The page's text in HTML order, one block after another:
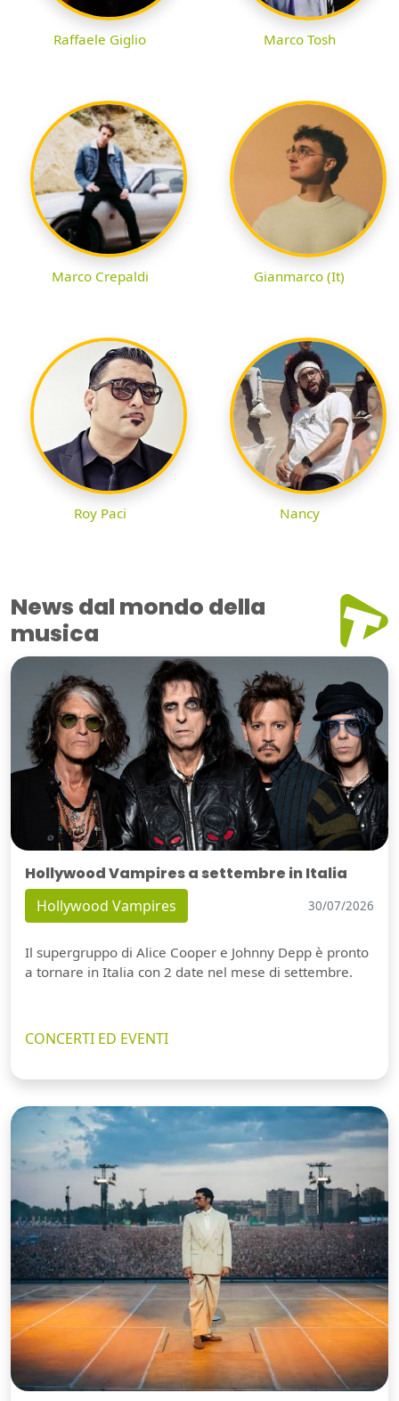
Raffaele Giglio Marco Tosh
Marco Crepaldi Gianmarco (It)
Roy Paci Nancy
News dal mondo della
musica
Hollywood Vampires a settembre in Italia
Hollywood Vampires 30/07/2026
Il supergruppo di Alice Cooper e Johnny Depp è pronto
a tornare in Italia con 2 date nel mese di settembre.
CONCERTI ED EVENTI